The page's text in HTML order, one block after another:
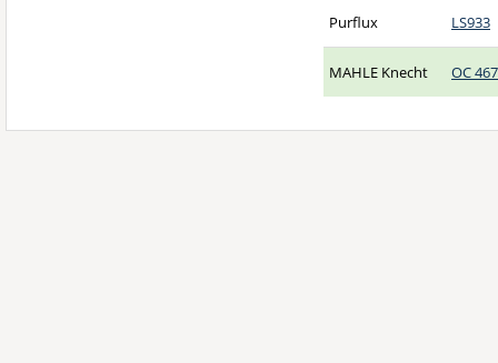
Purflux LS933
MAHLE Knecht OC 467